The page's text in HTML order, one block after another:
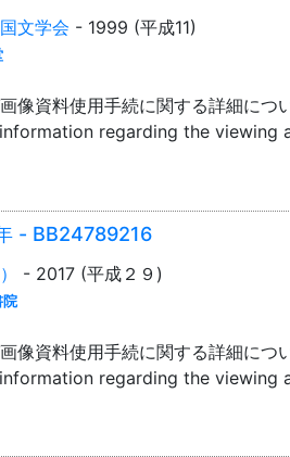
文学会 - 1999 (平成11)
像資料使用手続に関する詳細につ
regarding the viewing
- BB24789216
- 2017 (平成２９)
院
像資料使用手続に関する詳細につ
regarding the viewing